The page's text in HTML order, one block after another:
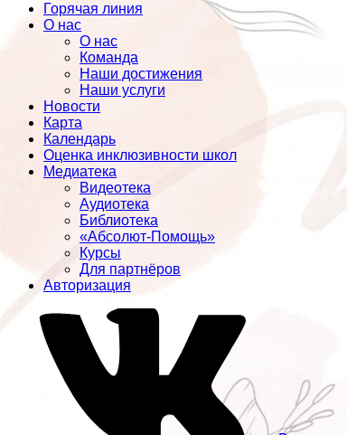
Горячая линия
О нас
О нас
Команда
Наши достижения
Наши услуги
Новости
Карта
Календарь
Оценка инклюзивности школ
Медиатека
Видеотека
Аудиотека
Библиотека
«Абсолют-Помощь»
Курсы
Для партнёров
Авторизация